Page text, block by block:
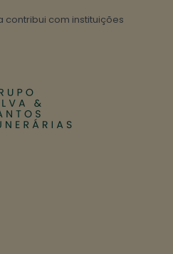
contribui com instituições